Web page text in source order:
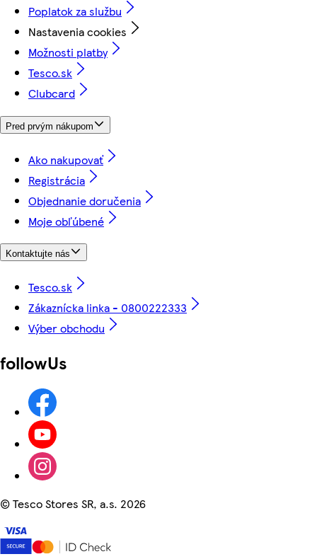
Poplatok za službu
Nastavenia cookies
Možnosti platby
Tesco.sk
Clubcard
Pred prvým nákupom
Ako nakupovať
Registrácia
Objednanie doručenia
Moje obľúbené
Kontaktujte nás
Tesco.sk
Zákaznícka linka - 0800222333
Výber obchodu
followUs
©Tesco Stores SR, a.s. 2026